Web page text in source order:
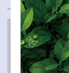
上一則